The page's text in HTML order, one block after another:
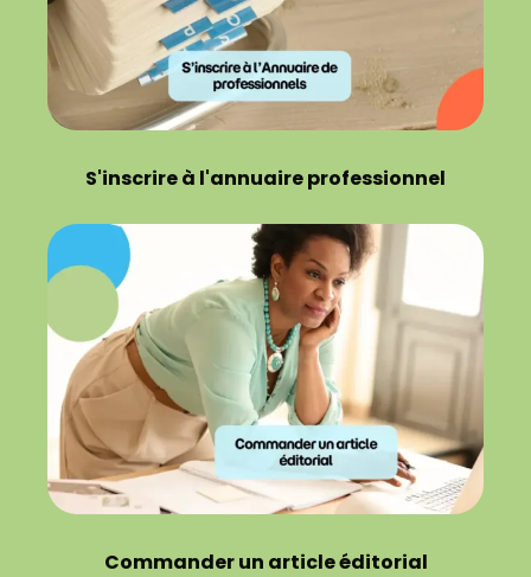
S'inscrire à l'annuaire professionnel
Commander un article éditorial